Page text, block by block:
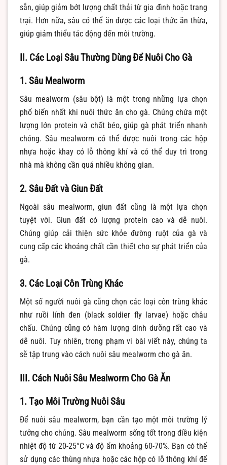
sẵn, giúp giảm bớt lượng chất thải từ gia đình hoặc trang
trại. Hơn nữa, sâu có thể ăn được các loại thức ăn thừa,
giúp giảm thiểu tác động đến môi trường.
II. Các Loại Sâu Thường Dùng Để Nuôi Cho Gà
1. Sâu Mealworm
Sâu mealworm (sâu bột) là một trong những lựa chọn
phổ biến nhất khi nuôi thức ăn cho gà. Chúng chứa một
lượng lớn protein và chất béo, giúp gà phát triển nhanh
chóng. Sâu mealworm có thể được nuôi trong các hộp
nhựa hoặc khay có lỗ thông khí và có thể duy trì trong
nhà mà không cần quá nhiều không gian.
2. Sâu Đất và Giun Đất
Ngoài sâu mealworm, giun đất cũng là một lựa chọn
tuyệt vời. Giun đất có lượng protein cao và dễ nuôi.
Chúng giúp cải thiện sức khỏe đường ruột của gà và
cung cấp các khoáng chất cần thiết cho sự phát triển của
gà.
3. Các Loại Côn Trùng Khác
Một số người nuôi gà cũng chọn các loại côn trùng khác
như ruồi lính đen (black soldier fly larvae) hoặc châu
chấu. Chúng cũng có hàm lượng dinh dưỡng rất cao và
dễ nuôi. Tuy nhiên, trong phạm vi bài viết này, chúng ta
sẽ tập trung vào cách nuôi sâu mealworm cho gà ăn.
III. Cách Nuôi Sâu Mealworm Cho Gà Ăn
1. Tạo Môi Trường Nuôi Sâu
Để nuôi sâu mealworm, bạn cần tạo một môi trường lý
tưởng cho chúng. Sâu mealworm sống tốt trong điều kiện
nhiệt độ từ 20-25°C và độ ẩm khoảng 60-70%. Bạn có thể
sử dụng các thùng nhựa hoặc các hộp có lỗ thông khí để